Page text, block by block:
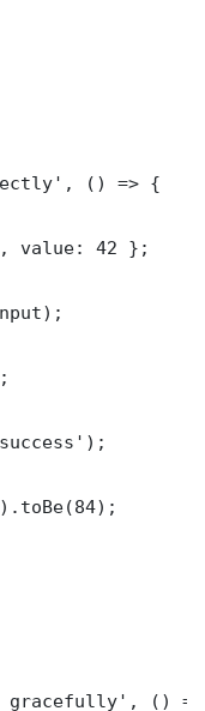
() => {
value: 42 };
gracefully', ()